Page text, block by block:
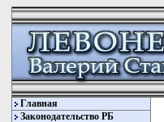
Главная
Законодательство РБ